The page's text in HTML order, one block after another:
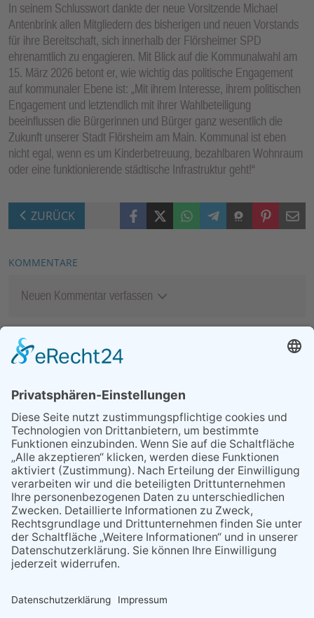
In seinem Schlusswort dankte der neue Vorsitzende Michael
Antenbrink allen Mitgliedern des bisherigen und neuen Vorstands
für ihre Bereitschaft, sich innerhalb der Flörsheimer SPD
ehrenamtlich zu engagieren. Mit Blick auf die Kommunalwahl am
15. März 2026 betont er, wie wichtig das politische Engagement
auf kommunaler Ebene ist: „Mit ihrem Interesse, ihrem politischen
Engagement und letztendlich mit ihrer Wahlbeteiligung
beeinflussen die Bürgerinnen und Bürger ganz wesentlich die
Zukunft unserer Stadt Flörsheim am Main. Kommunal ist eben
nicht egal, wenn es um Kinderbetreuung, bezahlbaren Wohnraum
oder eine funktionierende städtische Infrastruktur geht!“
ZURÜCK FacebookX (Twitter)WhatsAppTelegramThreemaPinterestMail
KOMMENTARE
Neuen Kommentar verfassen
MEIST GELESEN
Ladies – mehr als ein
Flohmarkt
29.05.2026
Was Tschernobyl vor 40
Jahren für Kriftel bedeutete
16.06.2026
Wie Mangafiguren Flörsheim
erobern
31.07.2026
Verkostung im Rathaus
06.08.2026
Montagsgesellschaft
diskutiert die Zukunft der
digitalen Infrastruktur